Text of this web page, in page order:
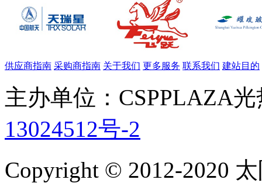
供应商指南 采购商指南 关于我们 更多服务 联系我们 建站目的
主办单位：CSPPLAZA
13024512号-2
Copyright © 2012-2020